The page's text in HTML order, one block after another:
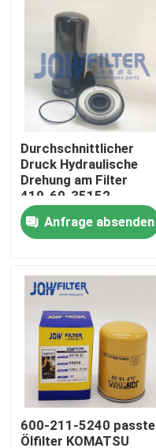
Produkte
Videos
Über uns
Werksbesichtigung
Qualitätskontrolle
Kontakt mit uns
Neuigkeiten
Bitte um ein Angebot
Bagger Air Filter
Durchschnittlicher
Druck Hydraulische
Drehung am Filter
419-60-35152
4196035152 für
Radlader WA100-5
WA200-6 WA150-5
Anfrage absenden
600-211-5240 passte
Ölfilter KOMATSU